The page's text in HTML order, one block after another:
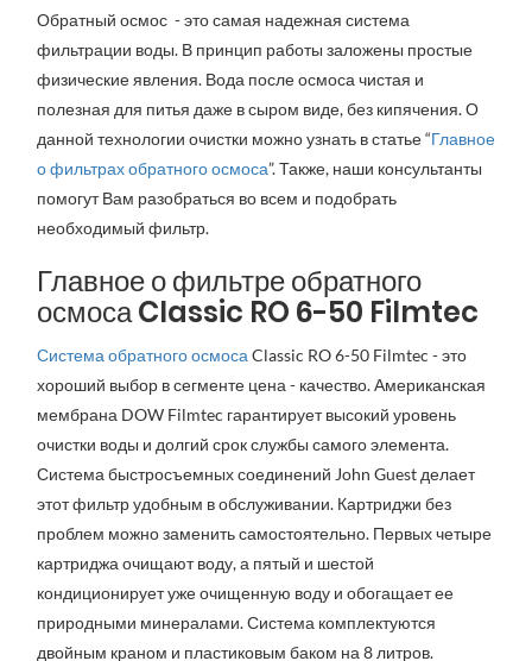
Обратный осмос - это самая надежная система
фильтрации воды. В принцип работы заложены простые
физические явления. Вода после осмоса чистая и
полезная для питья даже в сыром виде, без кипячения. О
данной технологии очистки можно узнать в статье“Главное
о фильтрах обратного осмоса”. Также, наши консультанты
помогут Вам разобраться во всем и подобрать
необходимый фильтр.
Главное о фильтре обратного
осмоса Classic RO 6-50 Filmtec
Система обратного осмоса Classic RO 6-50 Filmtec - это
хороший выбор в сегменте цена - качество. Американская
мембрана DOW Filmtec гарантирует высокий уровень
очистки воды и долгий срок службы самого элемента.
Система быстросъемных соединений John Guest делает
этот фильтр удобным в обслуживании. Картриджи без
проблем можно заменить самостоятельно. Первых четыре
картриджа очищают воду, а пятый и шестой
кондиционирует уже очищенную воду и обогащает ее
природными минералами. Система комплектуются
двойным краном и пластиковым баком на 8 литров.